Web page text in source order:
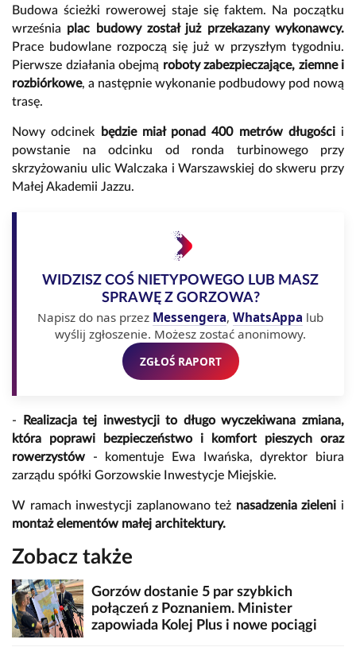
Budowa ścieżki rowerowej staje się faktem. Na początku
września plac budowy został już przekazany wykonawcy.
Prace budowlane rozpoczą się już w przyszłym tygodniu.
Pierwsze działania obejmą roboty zabezpieczające, ziemne i
rozbiórkowe, a następnie wykonanie podbudowy pod nową
trasę.
Nowy odcinek będzie miał ponad 400 metrów długościi
powstanie na odcinku od ronda turbinowego przy
skrzyżowaniu ulic Walczaka i Warszawskiej do skweru przy
Małej Akademii Jazzu.
WIDZISZ COŚ NIETYPOWEGO LUB MASZ
SPRAWĘ Z GORZOWA?
Napisz do nas przez Messengera, WhatsAppa lub
wyślij zgłoszenie. Możesz zostać anonimowy.
ZGŁOŚ RAPORT
-
Realizacja tej inwestycji to długo wyczekiwana zmiana,
która poprawi bezpieczeństwo i komfort pieszych oraz
rowerzystów - komentuje Ewa Iwańska, dyrektor biura
zarządu spółki Gorzowskie Inwestycje Miejskie.
W ramach inwestycji zaplanowano też nasadzenia zieleni i
montaż elementów małej architektury.
Zobacz także
Gorzów dostanie 5 par szybkich
połączeń z Poznaniem. Minister
zapowiada Kolej Plus i nowe pociągi